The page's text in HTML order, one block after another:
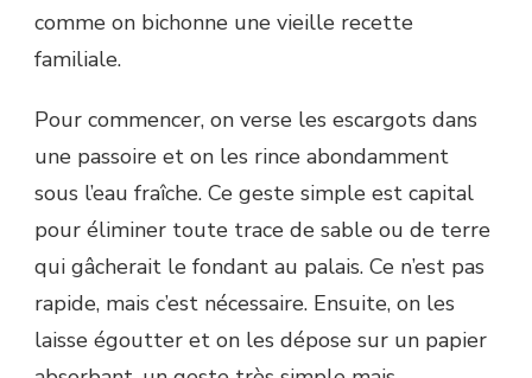
comme on bichonne une vieille recette
familiale.
Pour commencer, on verse les escargots dans
une passoire et on les rince abondamment
sous l’eau fraîche. Ce geste simple est capital
pour éliminer toute trace de sable ou de terre
qui gâcherait le fondant au palais. Ce n’est pas
rapide, mais c’est nécessaire. Ensuite, on les
laisse égoutter et on les dépose sur un papier